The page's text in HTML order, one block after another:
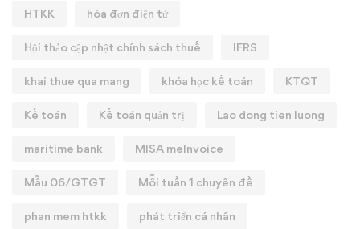
HTKK hóa đơn điện tử
Hội thảo cập nhật chính sách thuế IFRS
khai thue qua mang khóa học kế toán KTQT
Kế toán Kế toán quản trị Lao dong tien luong
maritime bank MISA meInvoice
Mẫu 06/GTGT Mỗi tuần 1 chuyên đề
phan mem htkk phát triển cá nhân